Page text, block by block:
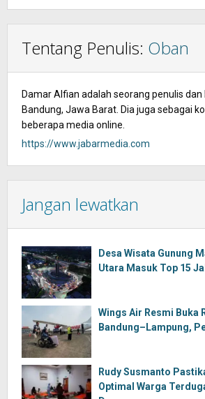
Tentang Penulis: Oban
Damar Alfian adalah seorang penulis
Bandung, Jawa Barat. Dia juga sebagai
beberapa media online.
https://www.jabarmedia.com
Jangan lewatkan
Desa Wisata Gunung
Utara Masuk Top 15
Wings Air Resmi Buka
Bandung–Lampung,
Rudy Susmanto
Optimal Warga